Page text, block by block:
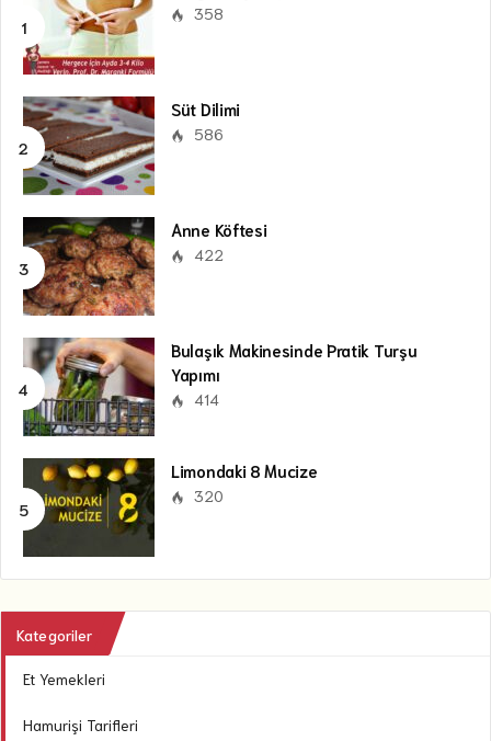
358
Süt Dilimi
586
Anne Köftesi
422
Bulaşık Makinesinde Pratik Turşu
Yapımı
414
Limondaki 8 Mucize
320
Kategoriler
Et Yemekleri
Hamurişi Tarifleri